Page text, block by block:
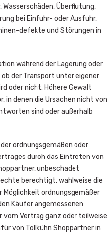
Überflutung,
bei Einfuhr- oder Ausfuhr,
defekte und Störungen in
während der Lagerung oder
der Transport unter eigener
oder nicht. Höhere Gewalt
in denen die Ursachen nicht von
sind oder außerhalb
ordnungsgemäßen oder
durch das Eintreten von
unbeschadet
berechtigt, wahlweise die
Möglichkeit ordnungsgemäßer
Käufer angemessenen
Vertrag ganz oder teilweise
von Tollkühn Shoppartner in